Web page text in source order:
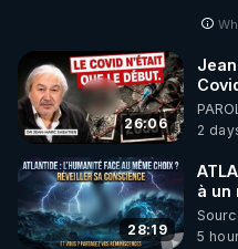
relancer la régénération.
17:51 – Pas une cure,
Changer de terrain, pas
sur l’erreur,
profondeur.
19:00 – L’autonomie
Pas de dépendance au
26:06
2
28:19
à un
5